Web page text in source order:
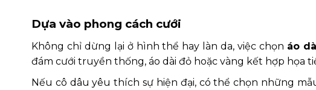
Dựa vào phong cách cưới
Không chỉ dừng lại ở hình thể hay làn da, việc chọn áo
đám cưới truyền thống, áo dài đỏ hoặc vàng kết hợp họa
Nếu cô dâu yêu thích sự hiện đại, có thể chọn những